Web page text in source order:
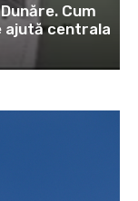
Cum
ajută centrala